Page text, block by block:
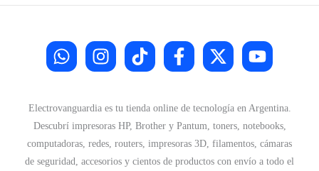
Electrovanguardia es tu tienda online de tecnología en Argentina.
Descubrí impresoras HP, Brother y Pantum, toners, notebooks,
computadoras, redes, routers, impresoras 3D, filamentos, cámaras
de seguridad, accesorios y cientos de productos con envío a todo el